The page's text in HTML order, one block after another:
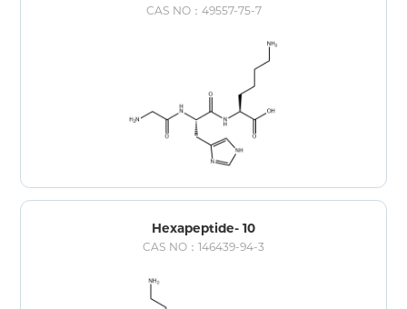
CAS NO：49557-75-7
Hexapeptide- 10
CAS NO：146439-94-3